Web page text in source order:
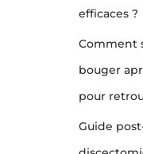
efficaces ?
Comment
bouger
pour
Guide